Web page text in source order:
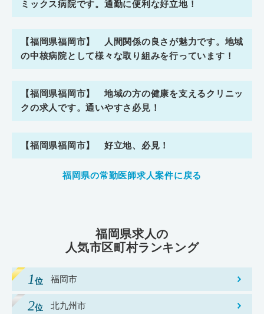
ミックス病院です。通勤に便利な好立地！
【福岡県福岡市】 人間関係の良さが魅力です。地域
の中核病院として様々な取り組みを行っています！
【福岡県福岡市】 地域の方の健康を支えるクリニッ
クの求人です。通いやすさ必見！
【福岡県福岡市】 好立地、必見！
福岡県の常勤医師求人案件に戻る
福岡県求人の
人気市区町村ランキング
福岡市
北九州市